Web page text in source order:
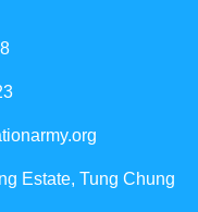
Estate, Tung Chung